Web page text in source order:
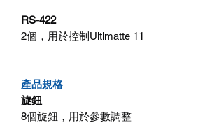
RS-422
2個，用於控制Ultimatte 11
產品規格
旋鈕
8個旋鈕，用於參數調整